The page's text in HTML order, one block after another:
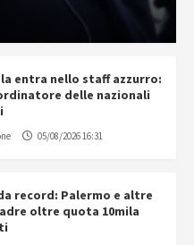
entra nello staff azzurro:
delle nazionali
05/08/2026 16:31
record: Palermo e altre
oltre quota 10mila